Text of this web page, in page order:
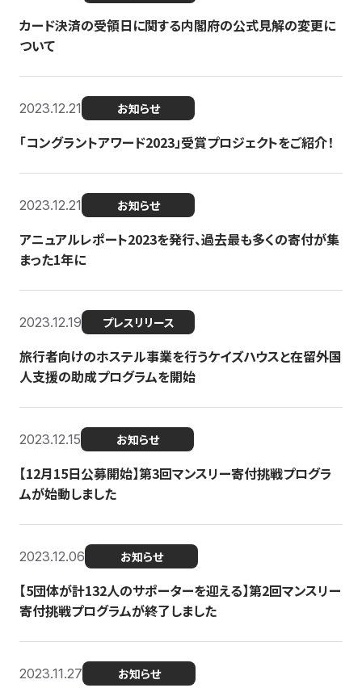
カード決済の受領日に関する内閣府の公式見解の変更に
ついて
2023.12.21 お知らせ
「コングラントアワード2023」受賞プロジェクトをご紹介！
2023.12.21 お知らせ
アニュアルレポート2023を発行、過去最も多くの寄付が集
まった1年に
2023.12.19 プレスリリース
旅行者向けのホステル事業を行うケイズハウスと在留外国
人支援の助成プログラムを開始
2023.12.15 お知らせ
【12月15日公募開始】第3回マンスリー寄付挑戦プログラ
ムが始動しました
2023.12.06 お知らせ
【5団体が計132人のサポーターを迎える】第2回マンスリー
寄付挑戦プログラムが終了しました
2023.11.27 お知らせ